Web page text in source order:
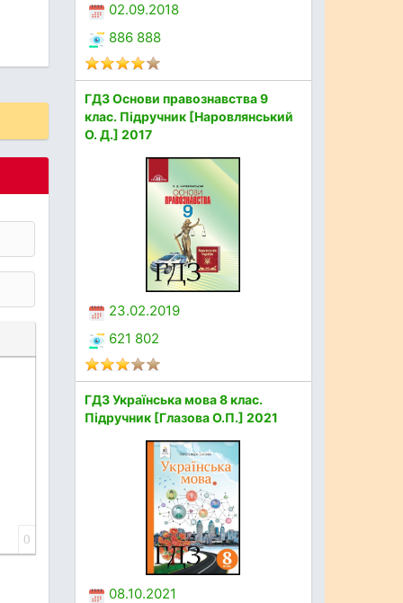
0
02.09.2018
886 888
ГДЗ Основи правознавства 9
клас. Підручник [Наровлянський
О. Д.] 2017
23.02.2019
621 802
ГДЗ Українська мова 8 клас.
Підручник [Глазова О.П.] 2021
08.10.2021